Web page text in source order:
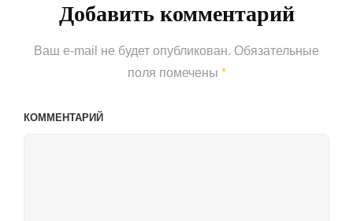
Добавить комментарий
Ваш e-mail не будет опубликован. Обязательные
поля помечены *
КОММЕНТАРИЙ